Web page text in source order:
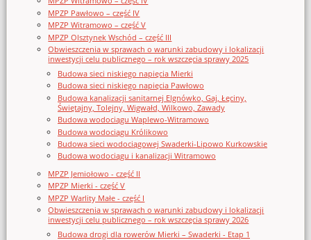
MPZP Pawłowo – część IV
MPZP Witramowo – część V
MPZP Olsztynek Wschód – część III
Obwieszczenia w sprawach o warunki zabudowy i lokalizacji
inwestycji celu publicznego – rok wszczęcia sprawy 2025
Budowa sieci niskiego napięcia Mierki
Budowa sieci niskiego napięcia Pawłowo
Budowa kanalizacji sanitarnej Elgnówko, Gaj, Łęciny,
Świętajny, Tolejny, Wigwałd, Wilkowo, Zawady
Budowa wodociągu Waplewo-Witramowo
Budowa wodociągu Królikowo
Budowa sieci wodociągowej Swaderki-Lipowo Kurkowskie
Budowa wodociągu i kanalizacji Witramowo
MPZP Jemiołowo - część II
MPZP Mierki - część V
MPZP Warlity Małe - część I
Obwieszczenia w sprawach o warunki zabudowy i lokalizacji
inwestycji celu publicznego – rok wszczęcia sprawy 2026
Budowa drogi dla rowerów Mierki – Swaderki - Etap 1